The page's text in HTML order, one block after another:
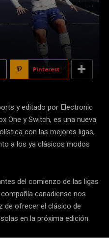
Pinterest
y editado por Electronic
One y Switch, es una nueva
con las mejores ligas,
a los ya clásicos modos
del comienzo de las ligas
canadiense nos
de ofrecer el clásico de
en la próxima edición.